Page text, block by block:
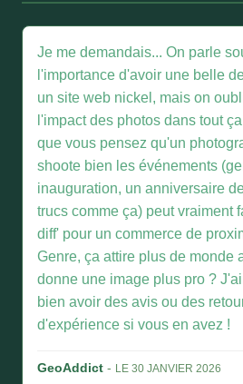
Je me demandais... On parle
l'importance d'avoir une belle
un site web nickel, mais on
l'impact des photos dans tout
que vous pensez qu'un
shoote bien les événements
inauguration, un anniversaire
trucs comme ça) peut vraiment
diff' pour un commerce de
Genre, ça attire plus de monde
donne une image plus pro ?
bien avoir des avis ou des
d'expérience si vous en avez !
GeoAddict - LE 30 JANVIER 2026